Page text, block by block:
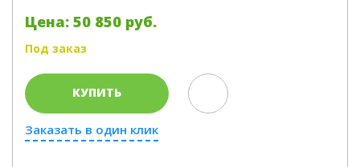
Цена: 50 850 руб.
Под заказ
КУПИТЬ
Заказать в один клик